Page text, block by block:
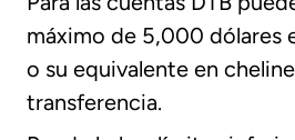
máximo de 5,000 dólares
o su equivalente en
transferencia.